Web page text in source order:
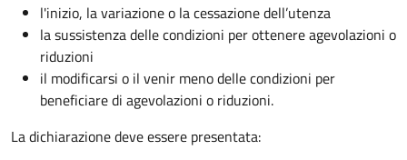
l'inizio, la variazione o la cessazione dell’utenza
la sussistenza delle condizioni per ottenere agevolazioni o
riduzioni
il modificarsi o il venir meno delle condizioni per
beneficiare di agevolazioni o riduzioni.
La dichiarazione deve essere presentata: